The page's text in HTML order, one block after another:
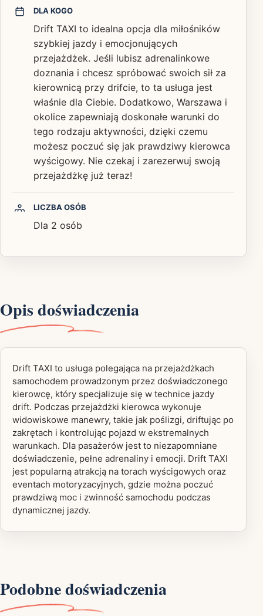
DLA KOGO
Drift TAXI to idealna opcja dla miłośników
szybkiej jazdy i emocjonujących
przejażdżek. Jeśli lubisz adrenalinkowe
doznania i chcesz spróbować swoich sił za
kierownicą przy drifcie, to ta usługa jest
właśnie dla Ciebie. Dodatkowo, Warszawa i
okolice zapewniają doskonałe warunki do
tego rodzaju aktywności, dzięki czemu
możesz poczuć się jak prawdziwy kierowca
wyścigowy. Nie czekaj i zarezerwuj swoją
przejażdżkę już teraz!
LICZBA OSÓB
Dla 2 osób
Opis doświadczenia
Drift TAXI to usługa polegająca na przejażdżkach
samochodem prowadzonym przez doświadczonego
kierowcę, który specjalizuje się w technice jazdy
drift. Podczas przejażdżki kierowca wykonuje
widowiskowe manewry, takie jak poślizgi, driftując po
zakrętach i kontrolując pojazd w ekstremalnych
warunkach. Dla pasażerów jest to niezapomniane
doświadczenie, pełne adrenaliny i emocji. Drift TAXI
jest popularną atrakcją na torach wyścigowych oraz
eventach motoryzacyjnych, gdzie można poczuć
prawdziwą moc i zwinność samochodu podczas
dynamicznej jazdy.
Podobne doświadczenia